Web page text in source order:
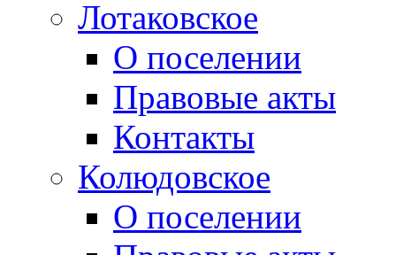
Лотаковское
О поселении
Правовые акты
Контакты
Колюдовское
О поселении